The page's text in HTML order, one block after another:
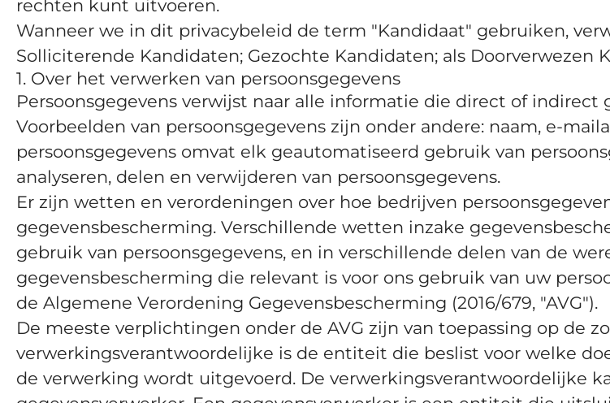
rechten kunt uitvoeren.
Wanneer we in dit privacybeleid de term "Kandidaat" gebruiken,
Solliciterende Kandidaten; Gezochte Kandidaten; als Doorverwezen
1. Over het verwerken van persoonsgegevens
Persoonsgegevens verwijst naar alle informatie die direct of
Voorbeelden van persoonsgegevens zijn onder andere: naam, e-
persoonsgegevens omvat elk geautomatiseerd gebruik van
analyseren, delen en verwijderen van persoonsgegevens.
Er zijn wetten en verordeningen over hoe bedrijven
gegevensbescherming. Verschillende wetten inzake
gebruik van persoonsgegevens, en in verschillende delen van de
gegevensbescherming die relevant is voor ons gebruik van uw
de Algemene Verordening Gegevensbescherming (2016/679, "AVG").
De meeste verplichtingen onder de AVG zijn van toepassing op de
verwerkingsverantwoordelijke is de entiteit die beslist voor welke
de verwerking wordt uitgevoerd. De verwerkingsverantwoordelijke